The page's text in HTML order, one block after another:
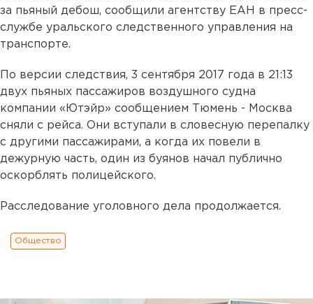
за пьяный дебош, сообщили агентству ЕАН в пресс-
службе уральского следственного управления на
транспорте.
По версии следствия, 3 сентября 2017 года в 21:13
двух пьяных пассажиров воздушного судна
компании «Ютэйр» сообщением Тюмень - Москва
сняли с рейса. Они вступали в словесную перепалку
с другими пассажирами, а когда их повели в
дежурную часть, один из буянов начал публично
оскорблять полицейского.
Расследование уголовного дела продолжается.
Общество